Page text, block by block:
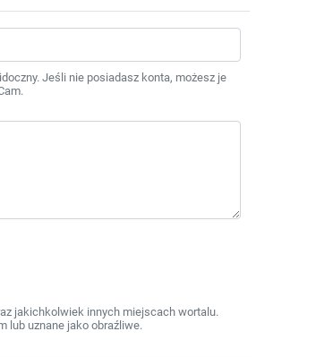
Jeśli nie posiadasz konta, możesz je
jakichkolwiek innych miejscach wortalu.
lub uznane jako obraźliwe.